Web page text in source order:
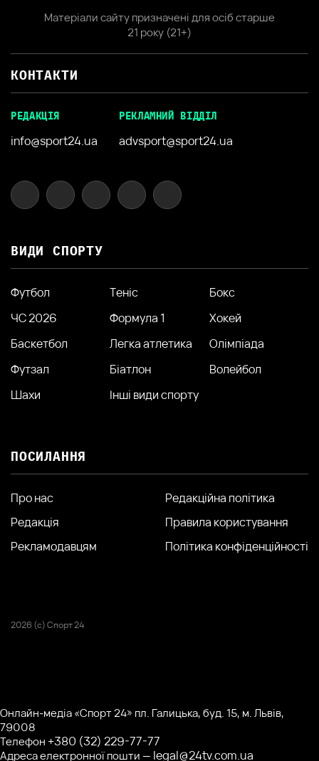
Матеріали сайту призначені для осіб старше
21 року (21+)
КОНТАКТИ
РЕДАКЦІЯ
info@sport24.ua
РЕКЛАМНИЙ ВІДДІЛ
advsport@sport24.ua
ВИДИ СПОРТУ
Футбол Теніс
Бокс
ЧС 2026
Формула 1
Хокей
Баскетбол
Легка атлетика
Олімпіада
Футзал
Біатлон
Волейбол
Шахи
Інші види спорту
ПОСИЛАННЯ
Про нас
Редакція
Рекламодавцям
Редакційна політика
Правила користування
Політика конфіденційності
2026 (с) Спорт 24
Онлайн-медіа «Спорт 24» пл. Галицька, буд. 15, м. Львів,
79008
Телефон +380 (32) 229-77-77
Адреса електронної пошти — legal@24tv.com.ua